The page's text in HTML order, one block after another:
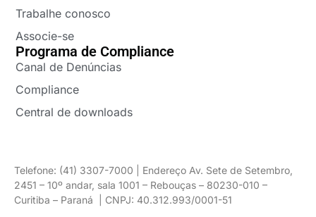
Trabalhe conosco
Associe-se
Programa de Compliance
Canal de Denúncias
Compliance
Central de downloads
Telefone: (41) 3307-7000 | Endereço Av. Sete de Setembro,
2451 – 10º andar, sala 1001 – Rebouças – 80230-010 –
Curitiba – Paraná | CNPJ: 40.312.993/0001-51